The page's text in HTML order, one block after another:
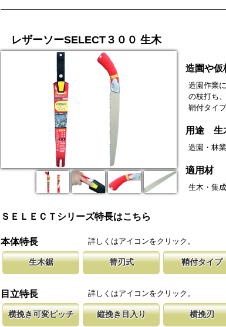
レザーソーSELECT３００ 生木
造園や仮
造園作業
の枝打ち
鞘付タイ
用途 生
造園・林
適用材
生木・集
ＳＥＬＥＣＴシリーズ特長はこちら
本体特長 詳しくはアイコンをクリック。
生木鋸
が、果樹園の剪定作業には果樹鋸が適しています。
替刃式
します。 鋸刃のマーキング（右下）に替刃品番を明記
しています。
鞘付タイプ
果樹園、型枠作業など野外での使用
目立特長 詳しくはアイコンをクリック。
横挽き可変ピッチ 縦挽き目入り 横挽刃